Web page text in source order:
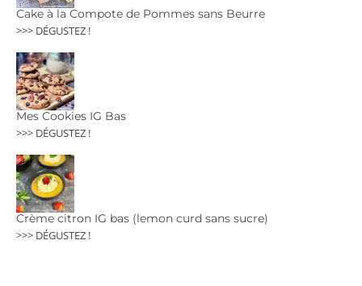
Cake à la Compote de Pommes sans Beurre
>>> DÉGUSTEZ !
Mes Cookies IG Bas
>>> DÉGUSTEZ !
Crème citron IG bas (lemon curd sans sucre)
>>> DÉGUSTEZ !